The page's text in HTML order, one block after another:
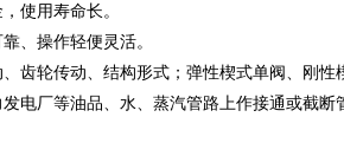
使用寿命长。
、操作轻便灵活。
、齿轮传动、结构形式；弹性楔式单阀、刚
力发电厂等油品、水、蒸汽管路上作接通或截